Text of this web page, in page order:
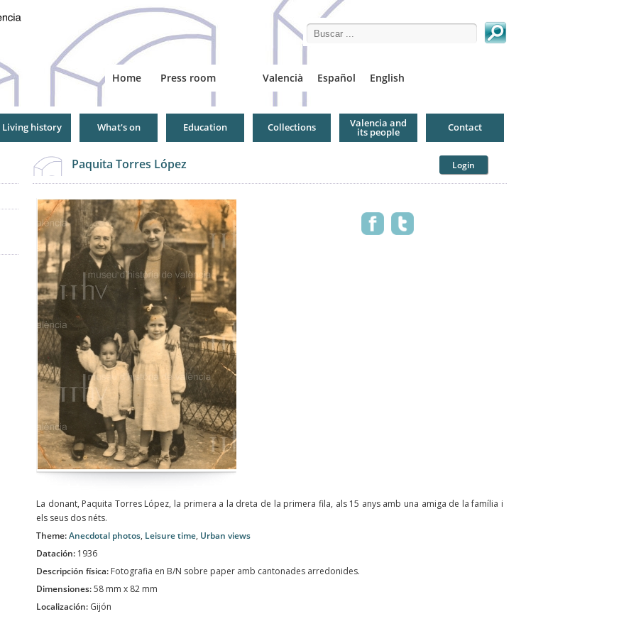
Search this site
Valencià Español English
Home Press room
Living history What's on Education Collections Valencia and
its people Contact
Paquita Torres López Login
La donant, Paquita Torres López, la primera a la dreta de la primera fila, als 15 anys amb una amiga de la família i
els seus dos néts.
Theme:Anecdotal photos, Leisure time, Urban views
Datación: 1936
Descripción física: Fotografia en B/N sobre paper amb cantonades arredonides.
Dimensiones:58 mm x 82 mm
Localización: Gijón